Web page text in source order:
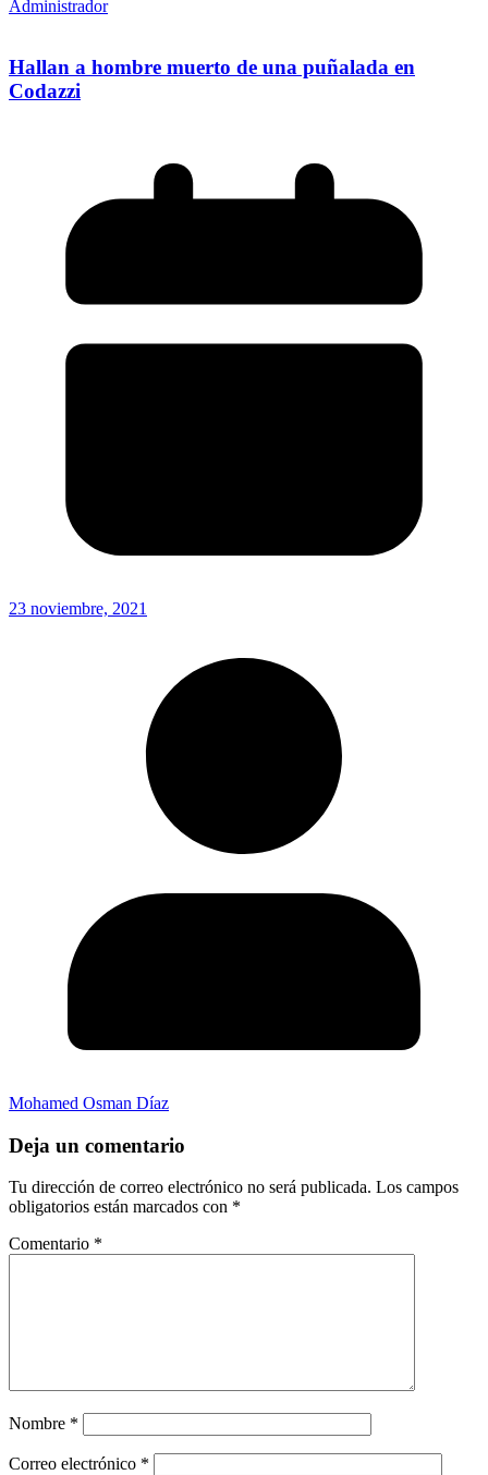
Administrador
Hallan a hombre muerto de una puñalada en
Codazzi
23 noviembre, 2021
Mohamed Osman Díaz
Deja un comentario
Tu dirección de correo electrónico no será publicada. Los campos
obligatorios están marcados con *
Comentario *
Nombre *
Correo electrónico *